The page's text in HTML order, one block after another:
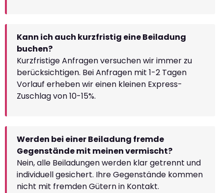
Kann ich auch kurzfristig eine Beiladung
buchen?
Kurzfristige Anfragen versuchen wir immer zu
berücksichtigen. Bei Anfragen mit 1-2 Tagen
Vorlauf erheben wir einen kleinen Express-
Zuschlag von 10-15%.
Werden bei einer Beiladung fremde
Gegenstände mit meinen vermischt?
Nein, alle Beiladungen werden klar getrennt und
individuell gesichert. Ihre Gegenstände kommen
nicht mit fremden Gütern in Kontakt.